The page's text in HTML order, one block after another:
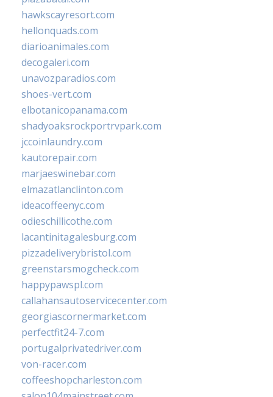
hawkscayresort.com
hellonquads.com
diarioanimales.com
decogaleri.com
unavozparadios.com
shoes-vert.com
elbotanicopanama.com
shadyoaksrockportrvpark.com
jccoinlaundry.com
kautorepair.com
marjaeswinebar.com
elmazatlanclinton.com
ideacoffeenyc.com
odieschillicothe.com
lacantinitagalesburg.com
pizzadeliverybristol.com
greenstarsmogcheck.com
happypawspl.com
callahansautoservicecenter.com
georgiascornermarket.com
perfectfit24-7.com
portugalprivatedriver.com
von-racer.com
coffeeshopcharleston.com